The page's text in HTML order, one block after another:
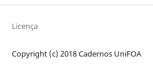
Licença
Copyright (c) 2018 Cadernos UniFOA